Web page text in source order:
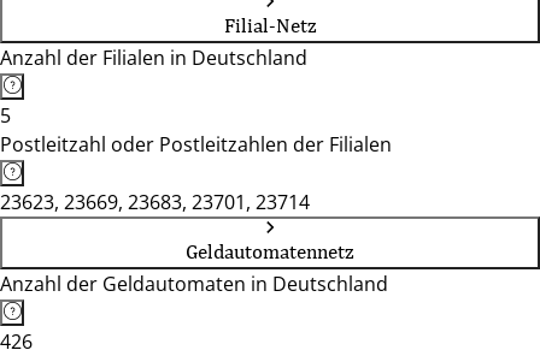
Filial-Netz
Anzahl der Filialen in Deutschland
5
Postleitzahl oder Postleitzahlen der Filialen
23623, 23669, 23683, 23701, 23714
Geldautomatennetz
Anzahl der Geldautomaten in Deutschland
426